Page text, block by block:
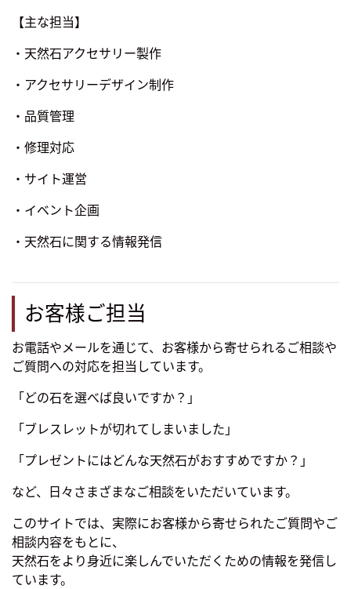
【主な担当】
・天然石アクセサリー製作
・アクセサリーデザイン制作
・品質管理
・修理対応
・サイト運営
・イベント企画
・天然石に関する情報発信
お客様ご担当
お電話やメールを通じて、お客様から寄せられるご相談や
ご質問への対応を担当しています。
「どの石を選べば良いですか？」
「ブレスレットが切れてしまいました」
「プレゼントにはどんな天然石がおすすめですか？」
など、日々さまざまなご相談をいただいています。
このサイトでは、実際にお客様から寄せられたご質問やご
相談内容をもとに、
天然石をより身近に楽しんでいただくための情報を発信し
ています。